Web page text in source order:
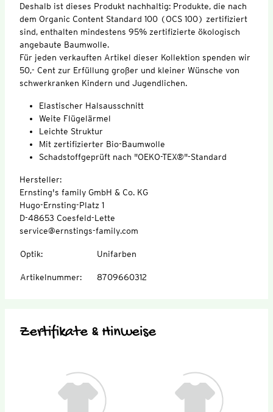
Deshalb ist dieses Produkt nachhaltig: Produkte, die nach
dem Organic Content Standard 100 (OCS 100) zertifiziert
sind, enthalten mindestens 95% zertifizierte ökologisch
angebaute Baumwolle.
Für jeden verkauften Artikel dieser Kollektion spenden wir
50,- Cent zur Erfüllung großer und kleiner Wünsche von
schwerkranken Kindern und Jugendlichen.
Elastischer Halsausschnitt
Weite Flügelärmel
Leichte Struktur
Mit zertifizierter Bio-Baumwolle
Schadstoffgeprüft nach "OEKO-TEX®"-Standard
Hersteller:
Ernsting's family GmbH & Co. KG
Hugo-Ernsting-Platz 1
D-48653 Coesfeld-Lette
service@ernstings-family.com
Optik: Unifarben
Artikelnummer: 8709660312
Zertifikate & Hinweise